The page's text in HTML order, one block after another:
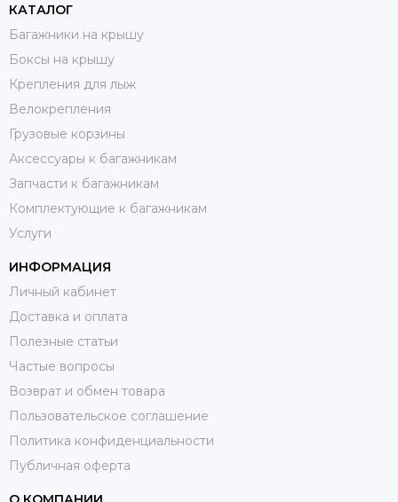
КАТАЛОГ
Багажники на крышу
Боксы на крышу
Крепления для лыж
Велокрепления
Грузовые корзины
Аксессуары к багажникам
Запчасти к багажникам
Комплектующие к багажникам
Услуги
ИНФОРМАЦИЯ
Личный кабинет
Доставка и оплата
Полезные статьи
Частые вопросы
Возврат и обмен товара
Пользовательское соглашение
Политика конфиденциальности
Публичная оферта